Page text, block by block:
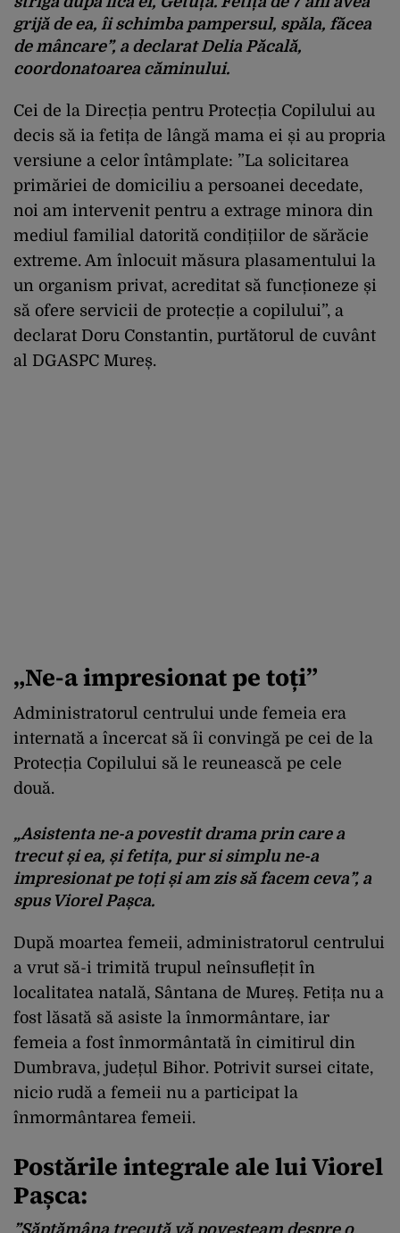
grijă de ea, îi schimba pampersul, spăla, făcea
de mâncare”, a declarat Delia Păcală,
coordonatoarea căminului.
Cei de la Direcția pentru Protecția Copilului au
decis să ia fetița de lângă mama ei și au propria
versiune a celor întâmplate: ”La solicitarea
primăriei de domiciliu a persoanei decedate,
noi am intervenit pentru a extrage minora din
mediul familial datorită condițiilor de sărăcie
extreme. Am înlocuit măsura plasamentului la
un organism privat, acreditat să funcționeze și
să ofere servicii de protecție a copilului”, a
declarat Doru Constantin, purtătorul de cuvânt
al DGASPC Mureș.
„Ne-a impresionat pe toți”
Administratorul centrului unde femeia era
internată a încercat să îi convingă pe cei de la
Protecția Copilului să le reunească pe cele
două.
„Asistenta ne-a povestit drama prin care a
trecut și ea, și fetița, pur si simplu ne-a
impresionat pe toți și am zis să facem ceva”, a
spus Viorel Pașca.
După moartea femeii, administratorul centrului
a vrut să-i trimită trupul neînsuflețit în
localitatea natală, Sântana de Mureș. Fetița nu a
fost lăsată să asiste la înmormântare, iar
femeia a fost înmormântată în cimitirul din
Dumbrava, județul Bihor. Potrivit sursei citate,
nicio rudă a femeii nu a participat la
înmormântarea femeii.
Postările integrale ale lui Viorel
Pașca:
”Săptămâna trecută vă povesteam despre o